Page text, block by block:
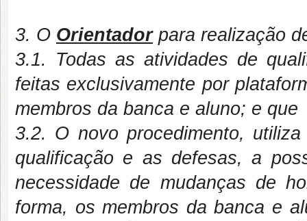
3. O Orientadorpara realização
3.1. Todas as atividades de
feitas exclusivamente por
membros da banca e aluno; e que
3.2. O novo procedimento,
qualificação e as defesas, a
necessidade de mudanças de
forma, os membros da banca e